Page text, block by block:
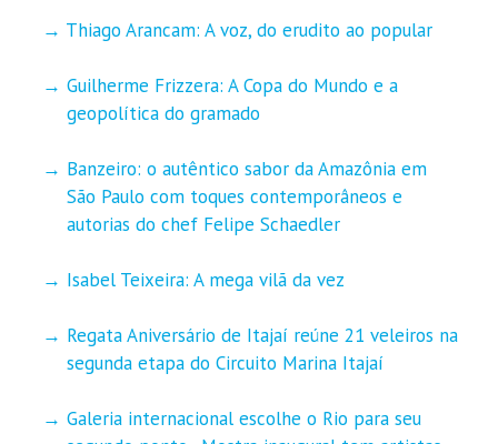
Thiago Arancam: A voz, do erudito ao popular
Guilherme Frizzera: A Copa do Mundo e a
geopolítica do gramado
Banzeiro: o autêntico sabor da Amazônia em
São Paulo com toques contemporâneos e
autorias do chef Felipe Schaedler
Isabel Teixeira: A mega vilã da vez
Regata Aniversário de Itajaí reúne 21 veleiros na
segunda etapa do Circuito Marina Itajaí
Galeria internacional escolhe o Rio para seu